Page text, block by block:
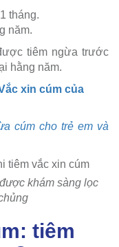
tháng.
năm.
tiêm ngừa trước
hằng năm.
xin cúm của
cúm cho trẻ em và
khám sàng lọc
tiêm